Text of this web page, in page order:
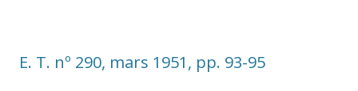
E. T. nº 290, mars 1951, pp. 93-95